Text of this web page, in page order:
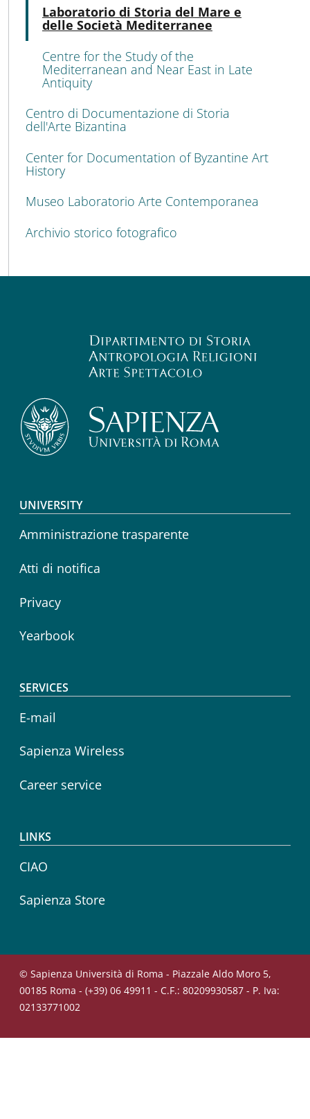
Laboratorio di Storia del Mare e
delle Società Mediterranee
Centre for the Study of the
Mediterranean and Near East in Late
Antiquity
Centro di Documentazione di Storia
dell'Arte Bizantina
Center for Documentation of Byzantine Art
History
Museo Laboratorio Arte Contemporanea
Archivio storico fotografico
Footer menu
UNIVERSITY
Amministrazione trasparente
Atti di notifica
Privacy
Yearbook
SERVICES
E-mail
Sapienza Wireless
Career service
LINKS
CIAO
Sapienza Store
© Sapienza Università di Roma - Piazzale Aldo Moro 5,
00185 Roma - (+39) 06 49911 - C.F.: 80209930587 - P. Iva:
02133771002